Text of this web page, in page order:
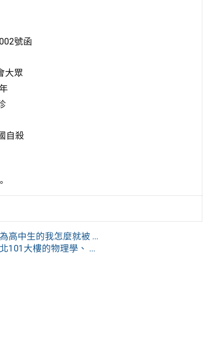
號函
大眾
自殺
高中生的我怎麼就被 ...
101大樓的物理學、 ...